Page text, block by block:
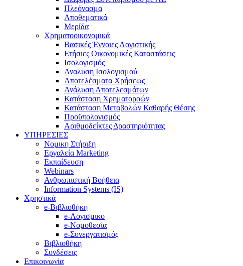
Πλεόνασμα
Αποθεματικά
Μερίδα
Χρηματοοικονομικά
Βασικές Έννοιες Λογιστικής
Ετήσιες Οικονομικές Καταστάσεις
Ισολογισμός
Αναλυση Ισολογισμού
Αποτελέσματα Χρήσεως
Ανάλυση Αποτελεσμάτων
Κατάσταση Χρηματοροών
Κατάσταση Μεταβολών Καθαρής Θέσης
Προϋπολογισμός
Αριθμοδείκτες Δραστηριότητας
ΥΠΗΡΕΣΙΕΣ
Νομικη Στήριξη
Εργαλεία Marketing
Εκπαίδευση
Webinars
Ανθρωπιστική Βοήθεια
Information Systems (IS)
Χρηστικά
e-Βιβλιοθήκη
e-Λογισμικο
e-Νομοθεσία
e-Συνεργατισμός
Βιβλιοθήκη
Συνδέσεις
Επικοινωνία